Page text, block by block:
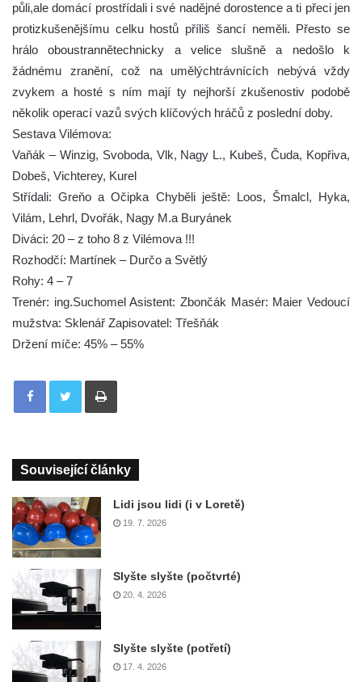
půli,ale domácí prostřídali i své nadějné dorostence a ti přeci jen
protizkušenějšímu celku hostů příliš šancí neměli. Přesto se
hrálo oboustrannětechnicky a velice slušně a nedošlo k
žádnému zranění, což na umělýchtrávnících nebývá vždy
zvykem a hosté s ním mají ty nejhorší zkušenostiv podobě
několik operací vazů svých klíčových hráčů z poslední doby.
Sestava Vilémova:
Vaňák – Winzig, Svoboda, Vlk, Nagy L., Kubeš, Čuda, Kopřiva,
Dobeš, Vichterey, Kurel
Střídali: Greňo a Očipka Chyběli ještě: Loos, Šmalcl, Hyka,
Vilám, Lehrl, Dvořák, Nagy M.a Buryánek
Diváci: 20 – z toho 8 z Vilémova !!!
Rozhodčí: Martínek – Durčo a Světlý
Rohy: 4 – 7
Trenér: ing.Suchomel Asistent: Zbončák Masér: Maier Vedoucí
mužstva: Sklenář Zapisovatel: Třešňák
Držení míče: 45% – 55%
Tisknout
Související články
Lidi jsou lidi (i v Loretě)
19. 7. 2026
Slyšte slyšte (počtvrté)
20. 4. 2026
Slyšte slyšte (potřetí)
17. 4. 2026